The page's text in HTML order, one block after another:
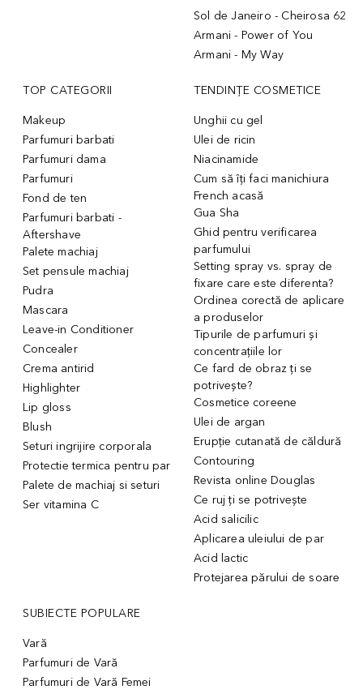
Sol de Janeiro - Cheirosa 62
Armani - Power of You
Armani - My Way
TOP CATEGORII
Makeup
Parfumuri barbati
Parfumuri dama
Parfumuri
Fond de ten
Parfumuri barbati -
Aftershave
Palete machiaj
Set pensule machiaj
Pudra
Mascara
Leave-in Conditioner
Concealer
Crema antirid
Highlighter
Lip gloss
Blush
Seturi ingrijire corporala
Protectie termica pentru par
Palete de machiaj si seturi
Ser vitamina C
TENDINȚE COSMETICE
Unghii cu gel
Ulei de ricin
Niacinamide
Cum să îți faci manichiura
French acasă
Gua Sha
Ghid pentru verificarea
parfumului
Setting spray vs. spray de
fixare care este diferenta?
Ordinea corectă de aplicare
a produselor
Tipurile de parfumuri și
concentrațiile lor
Ce fard de obraz ți se
potrivește?
Cosmetice coreene
Ulei de argan
Erupție cutanată de căldură
Contouring
Revista online Douglas
Ce ruj ți se potrivește
Acid salicilic
Aplicarea uleiului de par
Acid lactic
Protejarea părului de soare
SUBIECTE POPULARE
Vară
Parfumuri de Vară
Parfumuri de Vară Femei